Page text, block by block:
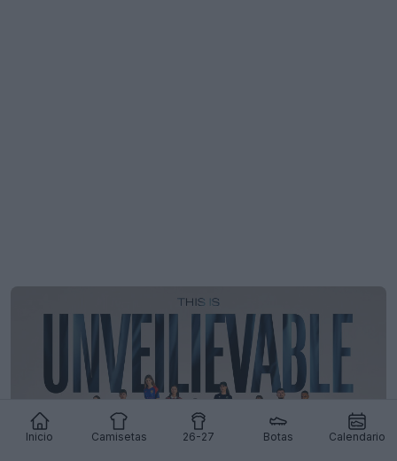
Inicio Camisetas 26-27 Botas Calendario